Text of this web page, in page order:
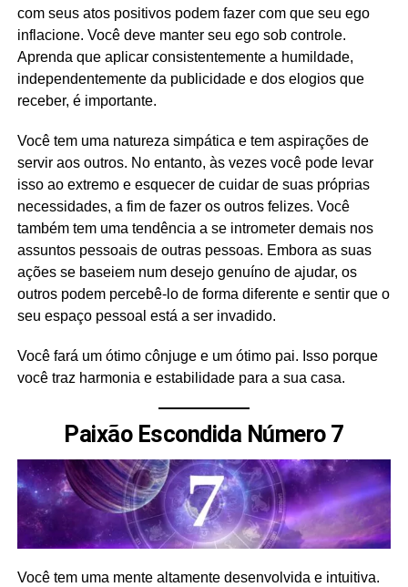
com seus atos positivos podem fazer com que seu ego
inflacione. Você deve manter seu ego sob controle.
Aprenda que aplicar consistentemente a humildade,
independentemente da publicidade e dos elogios que
receber, é importante.
Você tem uma natureza simpática e tem aspirações de
servir aos outros. No entanto, às vezes você pode levar
isso ao extremo e esquecer de cuidar de suas próprias
necessidades, a fim de fazer os outros felizes. Você
também tem uma tendência a se intrometer demais nos
assuntos pessoais de outras pessoas. Embora as suas
ações se baseiem num desejo genuíno de ajudar, os
outros podem percebê-lo de forma diferente e sentir que o
seu espaço pessoal está a ser invadido.
Você fará um ótimo cônjuge e um ótimo pai. Isso porque
você traz harmonia e estabilidade para a sua casa.
Paixão Escondida Número 7
Você tem uma mente altamente desenvolvida e intuitiva.